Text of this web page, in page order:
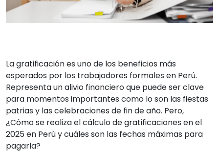
La gratificación es uno de los beneficios más
esperados por los trabajadores formales en Perú.
Representa un alivio financiero que puede ser clave
para momentos importantes como lo son las fiestas
patrias y las celebraciones de fin de año. Pero,
¿Cómo se realiza el cálculo de gratificaciones en el
2025 en Perú y cuáles son las fechas máximas para
pagarla?